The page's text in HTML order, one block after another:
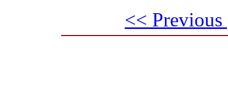
<< Previous